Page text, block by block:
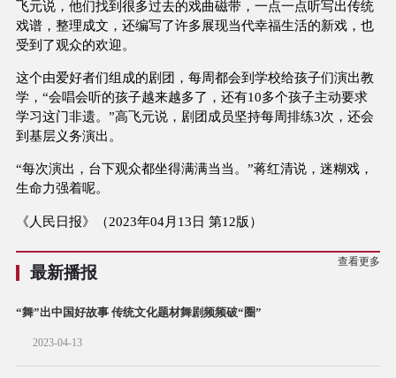
飞元说，他们找到很多过去的戏曲磁带，一点一点听写出传统
戏谱，整理成文，还编写了许多展现当代幸福生活的新戏，也
受到了观众的欢迎。
这个由爱好者们组成的剧团，每周都会到学校给孩子们演出教
学，“会唱会听的孩子越来越多了，还有10多个孩子主动要求
学习这门非遗。”高飞元说，剧团成员坚持每周排练3次，还会
到基层义务演出。
“每次演出，台下观众都坐得满满当当。”蒋红清说，迷糊戏，
生命力强着呢。
《人民日报》（2023年04月13日 第12版）
最新播报
查看更多
“舞”出中国好故事 传统文化题材舞剧频频破“圈”
2023-04-13